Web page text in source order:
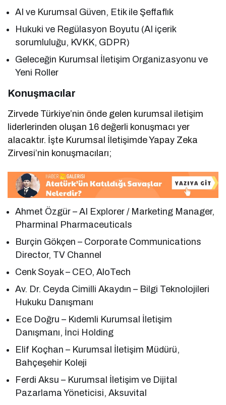
AI ve Kurumsal Güven, Etik ile Şeffaflık
Hukuki ve Regülasyon Boyutu (AI içerik
sorumluluğu, KVKK, GDPR)
Geleceğin Kurumsal İletişim Organizasyonu ve
Yeni Roller
Konuşmacılar
Zirvede Türkiye’nin önde gelen kurumsal iletişim
liderlerinden oluşan 16 değerli konuşmacı yer
alacaktır. İşte Kurumsal İletişimde Yapay Zeka
Zirvesi’nin konuşmacıları;
Ahmet Özgür – AI Explorer / Marketing Manager,
Pharminal Pharmaceuticals
Burçin Gökçen – Corporate Communications
Director, TV Channel
Cenk Soyak – CEO, AloTech
Av. Dr. Ceyda Cimilli Akaydın – Bilgi Teknolojileri
Hukuku Danışmanı
Ece Doğru – Kıdemli Kurumsal İletişim
Danışmanı, İnci Holding
Elif Koçhan – Kurumsal İletişim Müdürü,
Bahçeşehir Koleji
Ferdi Aksu – Kurumsal İletişim ve Dijital
Pazarlama Yöneticisi, Aksuvital